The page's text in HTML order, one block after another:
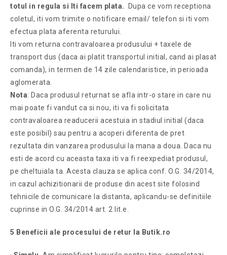
totul in regula si Iti facem plata.
Dupa ce vom receptiona
coletul, iti vom trimite o notificare email/ telefon si iti vom
efectua plata aferenta returului.
Iti vom returna contravaloarea produsului + taxele de
transport dus (daca ai platit transportul initial, cand ai plasat
comanda), in termen de 14 zile calendaristice, in perioada
aglomerata.
Nota: Daca produsul returnat se afla intr-o stare in care nu
mai poate fi vandut ca si nou, iti va fi solicitata
contravaloarea readucerii acestuia in stadiul initial (daca
este posibil) sau pentru a acoperi diferenta de pret
rezultata din vanzarea produsului la mana a doua. Daca nu
esti de acord cu aceasta taxa iti va fi reexpediat produsul,
pe cheltuiala ta. Acesta clauza se aplica conf. O.G. 34/2014,
in cazul achizitionarii de produse din acest site folosind
tehnicile de comunicare la distanta, aplicandu-se definitiile
cuprinse in O.G. 34/2014 art. 2 lit.e.
5 Beneficii ale procesului de retur la Butik.ro